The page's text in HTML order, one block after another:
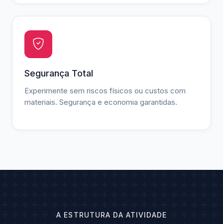
Segurança Total
Experimente sem riscos físicos ou custos com
materiais. Segurança e economia garantidas.
A ESTRUTURA DA ATIVIDADE